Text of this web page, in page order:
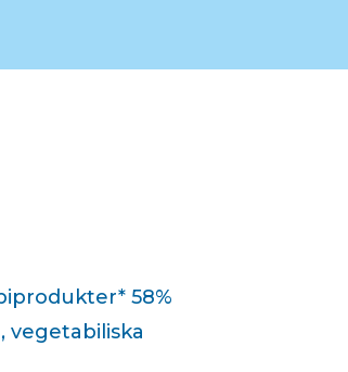
58%
vegetabiliska